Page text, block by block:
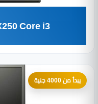
Core i3
يبدأ من 4000 جنية